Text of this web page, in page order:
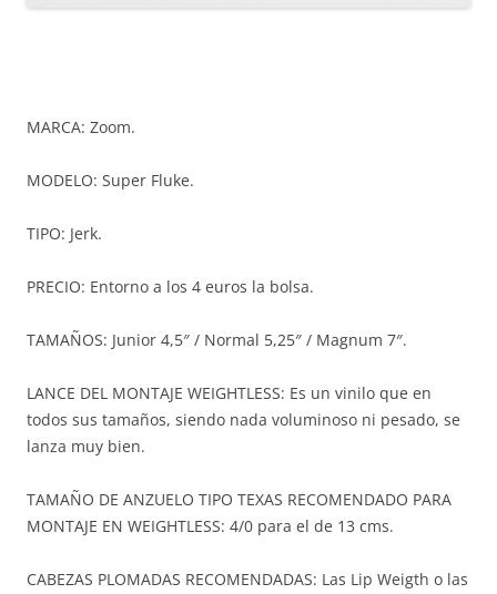
MARCA: Zoom.
MODELO: Super Fluke.
TIPO: Jerk.
PRECIO: Entorno a los 4 euros la bolsa.
TAMAÑOS: Junior 4,5″ / Normal 5,25″ / Magnum 7″.
LANCE DEL MONTAJE WEIGHTLESS: Es un vinilo que en
todos sus tamaños, siendo nada voluminoso ni pesado, se
lanza muy bien.
TAMAÑO DE ANZUELO TIPO TEXAS RECOMENDADO PARA
MONTAJE EN WEIGHTLESS: 4/0 para el de 13 cms.
CABEZAS PLOMADAS RECOMENDADAS: Las Lip Weigth o las